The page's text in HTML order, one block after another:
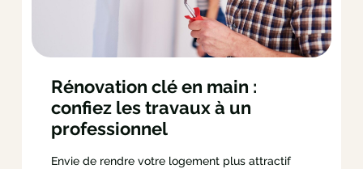
Rénovation clé en main :
confiez les travaux à un
professionnel
Envie de rendre votre logement plus attractif